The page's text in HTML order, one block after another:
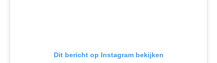
Dit bericht op Instagram bekijken